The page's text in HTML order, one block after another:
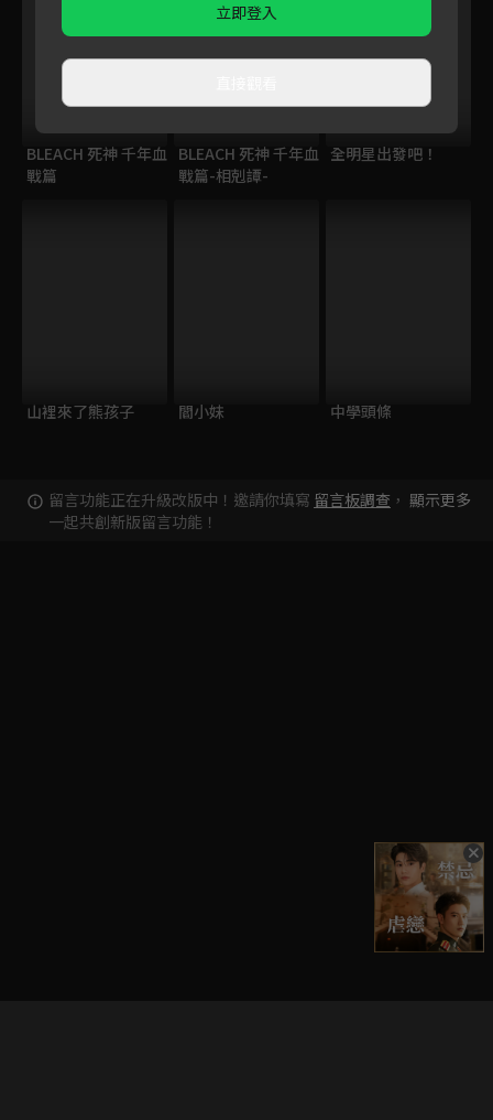
BLEACH 死神 千年血
戰篇
BLEACH 死神 千年血
戰篇-相剋譚-
全明星出發吧！
山裡來了熊孩子 閻小妹 中學頭條
留言功能正在升級改版中！邀請你填寫 留言板調查 ，
一起共創新版留言功能！
顯示更多
立即登入